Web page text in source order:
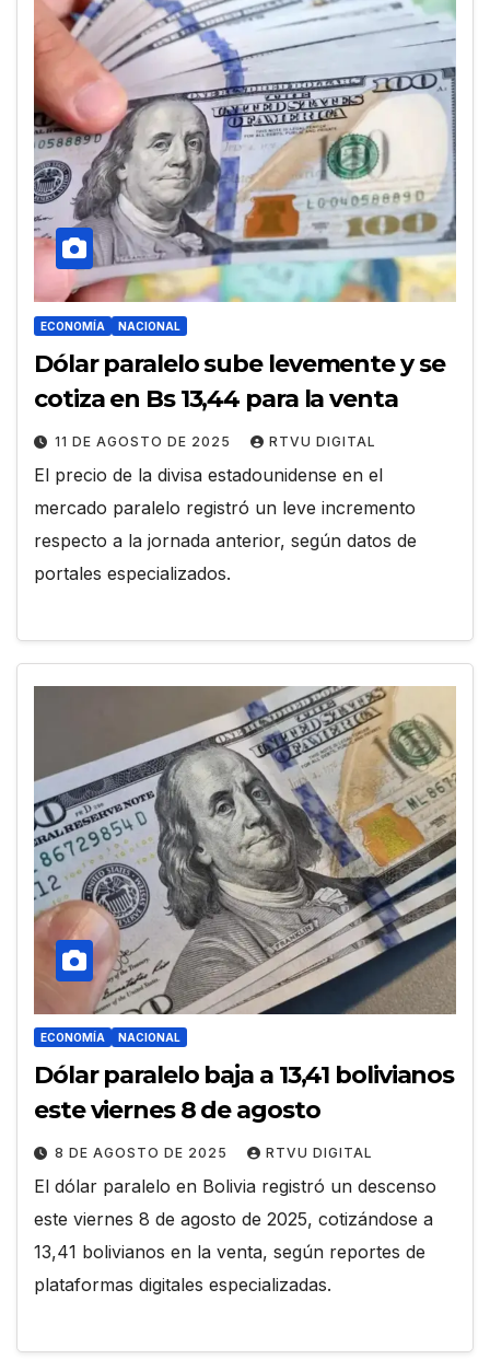
ECONOMÍA NACIONAL
Dólar paralelo sube levemente y se
cotiza en Bs 13,44 para la venta
11 DE AGOSTO DE 2025 RTVU DIGITAL
El precio de la divisa estadounidense en el
mercado paralelo registró un leve incremento
respecto a la jornada anterior, según datos de
portales especializados.
ECONOMÍA NACIONAL
Dólar paralelo baja a 13,41 bolivianos
este viernes 8 de agosto
8 DE AGOSTO DE 2025 RTVU DIGITAL
El dólar paralelo en Bolivia registró un descenso
este viernes 8 de agosto de 2025, cotizándose a
13,41 bolivianos en la venta, según reportes de
plataformas digitales especializadas.